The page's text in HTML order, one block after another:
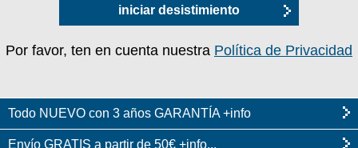
iniciar desistimiento
Por favor, ten en cuenta nuestra Política de Privacidad
Todo NUEVO con 3 años GARANTÍA +info
Envío GRATIS a partir de 50€ +info...